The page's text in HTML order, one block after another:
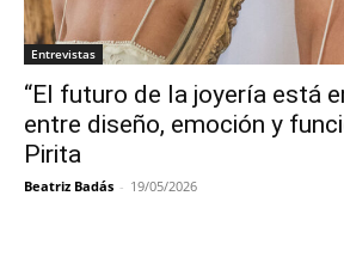
Entrevistas
“El futuro de la joyería está
entre diseño, emoción y
Pirita
Beatriz Badás - 19/05/2026